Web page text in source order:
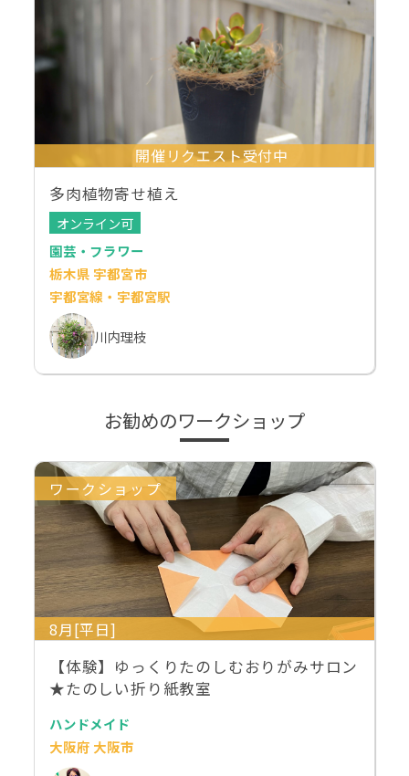
開催リクエスト受付中
多肉植物寄せ植え
オンライン可
園芸・フラワー
栃木県 宇都宮市
宇都宮線・宇都宮駅
川内理枝
お勧めのワークショップ
ワークショップ
8月[平日]
【体験】ゆっくりたのしむおりがみサロン
★たのしい折り紙教室
ハンドメイド
大阪府 大阪市